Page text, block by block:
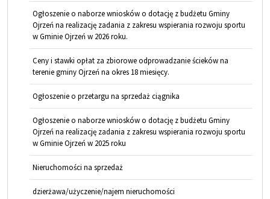
Ogłoszenie o naborze wniosków o dotację z budżetu Gminy
Ojrzeń na realizację zadania z zakresu wspierania rozwoju sportu
w Gminie Ojrzeń w 2026 roku.
Ceny i stawki opłat za zbiorowe odprowadzanie ścieków na
terenie gminy Ojrzeń na okres 18 miesięcy.
Ogłoszenie o przetargu na sprzedaż ciągnika
Ogłoszenie o naborze wniosków o dotację z budżetu Gminy
Ojrzeń na realizację zadania z zakresu wspierania rozwoju sportu
w Gminie Ojrzeń w 2025 roku
Nieruchomości na sprzedaż
dzierżawa/użyczenie/najem nieruchomości